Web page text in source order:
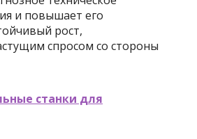
и повышает его
рост,
спросом со стороны
станки для